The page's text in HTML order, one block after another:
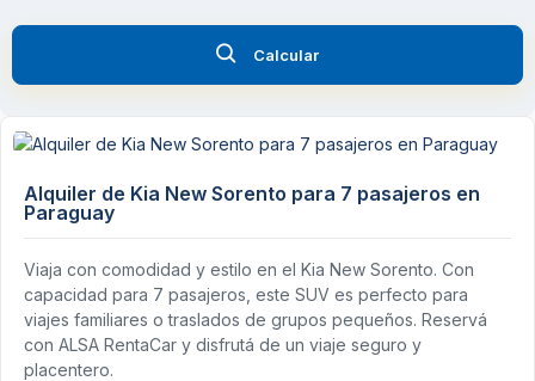
Calcular
Alquiler de Kia New Sorento para 7 pasajeros en
Paraguay
Viaja con comodidad y estilo en el Kia New Sorento. Con
capacidad para 7 pasajeros, este SUV es perfecto para
viajes familiares o traslados de grupos pequeños. Reservá
con ALSA RentaCar y disfrutá de un viaje seguro y
placentero.